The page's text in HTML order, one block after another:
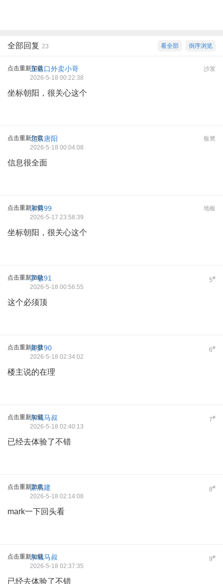
倒序浏览
看全部
全部回复 23
点击重新加载 沙发
五道口外卖小哥
2026-5-18 00:22:38
坐标朝阳，很关心这个
点击重新加载 板凳
北京唐阳
2026-5-18 00:04:08
信息很全面
点击重新加载 地板
宋博99
2026-5-17 23:58:39
坐标朝阳，很关心这个
点击重新加载 5#
罗敏91
2026-5-18 00:56:55
这个必须顶
点击重新加载 6#
黄梦90
2026-5-18 02:34:02
楼主说的在理
点击重新加载 7#
东城马叔
2026-5-18 02:40:13
已经去体验了不错
点击重新加载 8#
梁杰建
2026-5-18 02:14:08
mark一下回头看
点击重新加载 9#
东城马叔
2026-5-18 02:37:35
已经去体验了不错